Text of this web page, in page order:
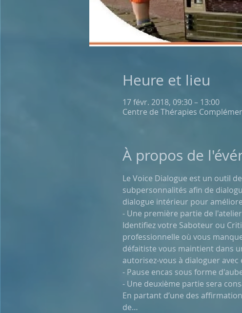
Heure et lieu
17 févr. 2018, 09:30 – 13:00
Centre de Thérapies
À propos de
Le Voice Dialogue est un outil
subpersonnalités afin de
dialogue intérieur pour
- Une première partie de
Identifiez votre Saboteur ou
professionnelle où vous
défaitiste vous maintient dans
autorisez-vous à dialoguer
- Pause encas sous forme
- Une deuxième partie sera
En partant d’une des
de…